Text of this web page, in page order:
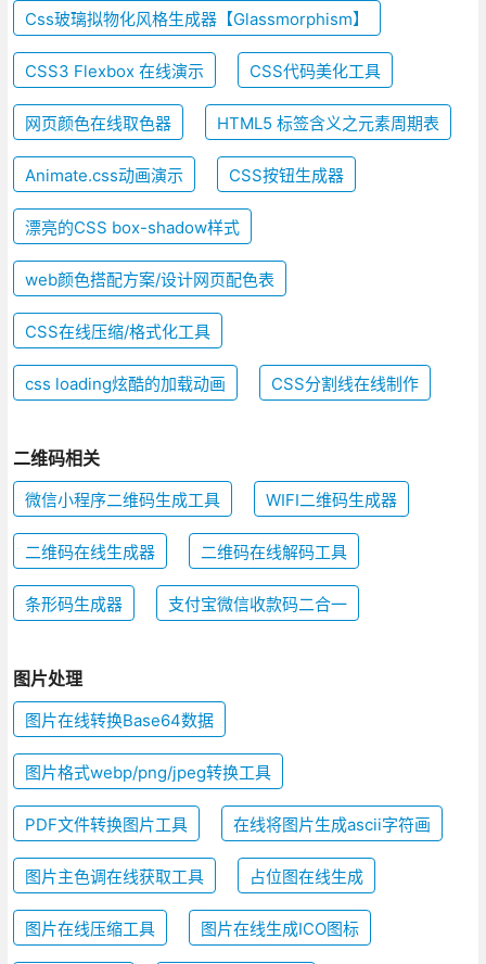
Css玻璃拟物化风格生成器【Glassmorphism】
CSS3 Flexbox 在线演示 CSS代码美化工具
网页颜色在线取色器 HTML5 标签含义之元素周期表
Animate.css动画演示 CSS按钮生成器
漂亮的CSS box-shadow样式
web颜色搭配方案/设计网页配色表
CSS在线压缩/格式化工具
css loading炫酷的加载动画 CSS分割线在线制作
二维码相关
微信小程序二维码生成工具 WIFI二维码生成器
二维码在线生成器 二维码在线解码工具
条形码生成器 支付宝微信收款码二合一
图片处理
图片在线转换Base64数据
图片格式webp/png/jpeg转换工具
PDF文件转换图片工具 在线将图片生成ascii字符画
图片主色调在线获取工具 占位图在线生成
图片在线压缩工具 图片在线生成ICO图标